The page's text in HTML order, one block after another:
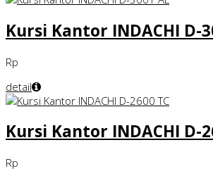
Kursi Kantor INDACHI D-
Rp
detail
Kursi Kantor INDACHI D-
Rp